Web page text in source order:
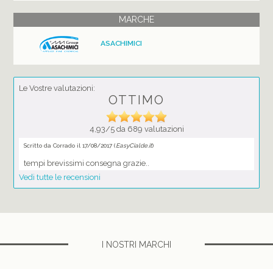
MARCHE
ASACHIMICI
Le Vostre valutazioni:
OTTIMO
4,93/5 da 689 valutazioni
Scritto da Corrado il 17/08/2017 (EasyCialde.it)
tempi brevissimi consegna grazie..
Vedi tutte le recensioni
I NOSTRI MARCHI